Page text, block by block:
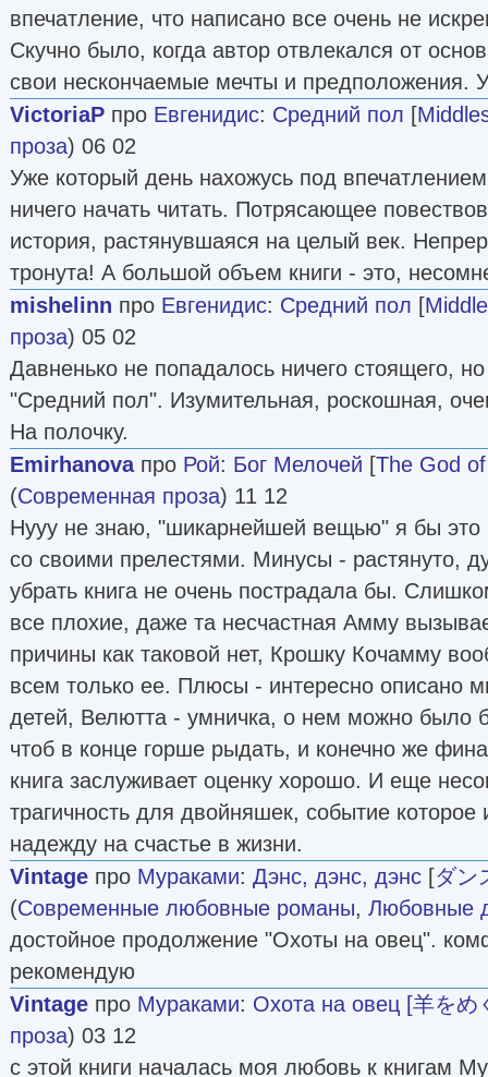
впечатление, что написано все очень не
Скучно было, когда автор отвлекался от
свои нескончаемые мечты и предположения.
VictoriaP про Евгенидис: Средний пол [
проза) 06 02
Уже который день нахожусь под
ничего начать читать. Потрясающее
история, растянувшаяся на целый век.
тронута! А большой объем книги - это,
mishelinn про Евгенидис: Средний пол [
проза) 05 02
Давненько не попадалось ничего стоящего,
"Средний пол". Изумительная, роскошная,
На полочку.
Emirhanovaпро Рой: Бог Мелочей [The God
(Современная проза) 11 12
Нууу не знаю, "шикарнейшей вещью" я бы
со своими прелестями. Минусы - растянуто,
убрать книга не очень пострадала бы.
все плохие, даже та несчастная Амму
причины как таковой нет, Крошку Кочамму
всем только ее. Плюсы - интересно описано
детей, Велютта - умничка, о нем можно было
чтоб в конце горше рыдать, и конечно же
книга заслуживает оценку хорошо. И еще
трагичность для двойняшек, событие
надежду на счастье в жизни.
Vintage про Мураками: Дэнс, дэнс, дэнс [ダン
(Современные любовные романы, Любовные
достойное продолжение "Охоты на овец".
рекомендую
Vintage про Мураками: Охота на овец [羊をめ
проза) 03 12
с этой книги началась моя любовь к книгам